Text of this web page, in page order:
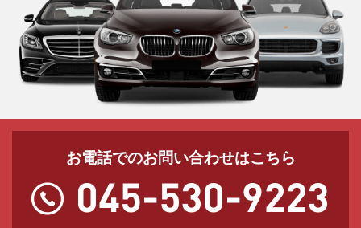
お電話でのお問い合わせはこちら